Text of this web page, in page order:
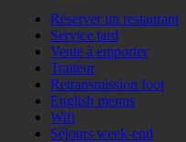
Réserver un restaurant
Service tard
Vente à emporter
Traiteur
Retransmission foot
English menus
Wifi
Séjours week-end